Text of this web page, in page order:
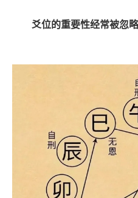
爻位的重要性经常被忽略